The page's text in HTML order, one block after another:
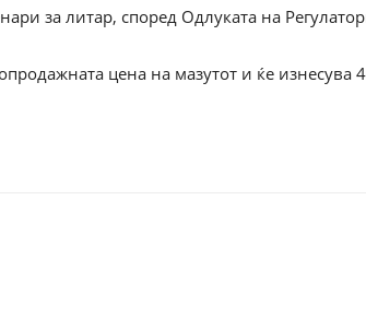
за литар, според Одлуката на
цена на мазутот и ќе изнесува